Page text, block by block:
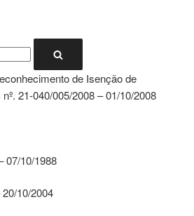
de Isenção de
21-040/005/2008 – 01/10/2008
07/10/1988
20/10/2004